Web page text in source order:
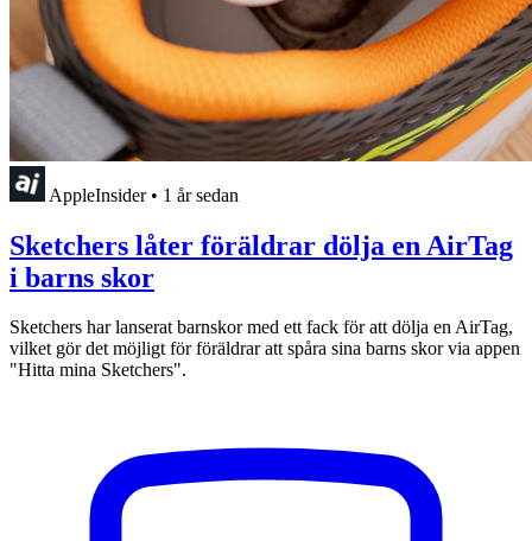
AppleInsider • 1 år sedan
Sketchers låter föräldrar dölja en AirTag
i barns skor
Sketchers har lanserat barnskor med ett fack för att dölja en AirTag,
vilket gör det möjligt för föräldrar att spåra sina barns skor via appen
"Hitta mina Sketchers".